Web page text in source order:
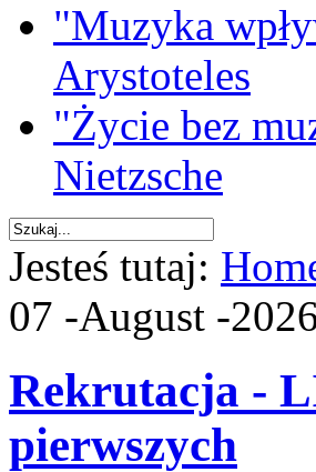
"Muzyka
Arystoteles
"Życie bez
Nietzsche
Jesteś tutaj:
07 -August -
Rekrutacja -
pierwszych